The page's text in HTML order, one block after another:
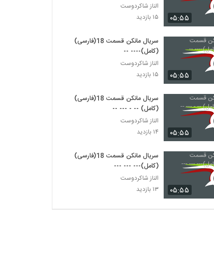
۰۵:۵۵
الناز شاکردوست
۱۵ بازدید
۰۵:۵۵
سریال مانکن قسمت 18(فارسی)
(کامل)---- --
الناز شاکردوست
۱۵ بازدید
۰۵:۵۵
سریال مانکن قسمت 18(فارسی)
(کامل) -- - --- --
الناز شاکردوست
۱۴ بازدید
۰۵:۵۵
سریال مانکن قسمت 18(فارسی)
(کامل)--- --- ---
الناز شاکردوست
۱۳ بازدید